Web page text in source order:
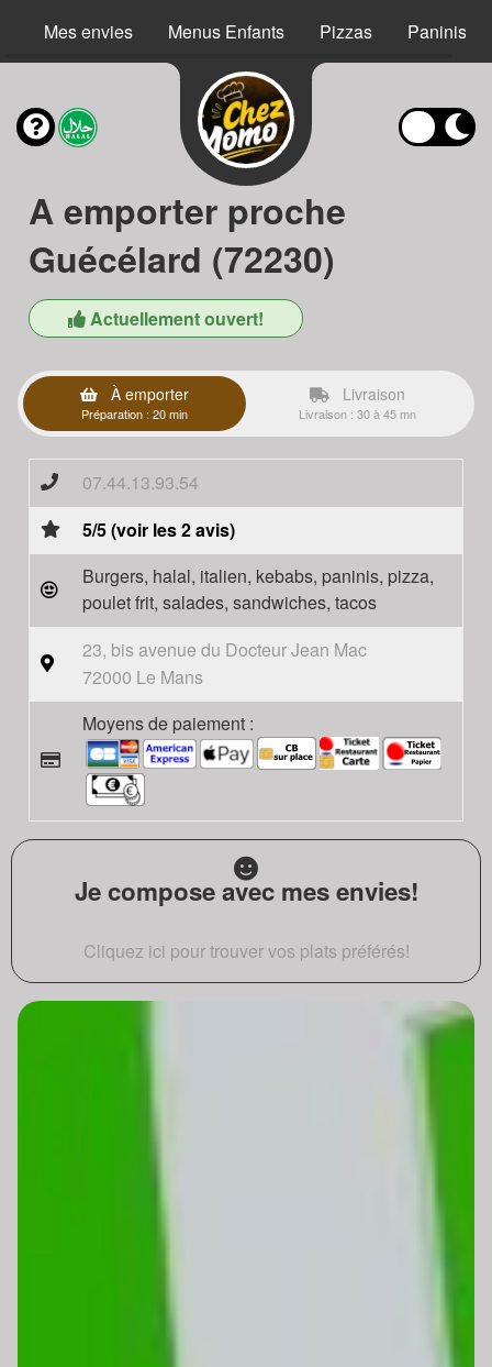
Mes envies Menus Enfants Pizzas Paninis
A emporter proche
Guécélard (72230)
Actuellement ouvert!
À emporter
Préparation : 20 min
Livraison
Livraison : 30 à 45 mn
07.44.13.93.54
5/5 (voir les 2 avis)
Burgers, halal, italien, kebabs, paninis, pizza,
poulet frit, salades, sandwiches, tacos
23, bis avenue du Docteur Jean Mac
72000 Le Mans
Moyens de paiement :
Je compose avec mes envies!
Cliquez ici pour trouver vos plats préférés!